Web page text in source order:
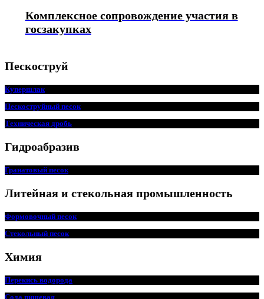
Комплексное сопровождение участия в
госзакупках
Пескоструй
Купершлак
Пескоструйный песок
Техническая дробь
Гидроабразив
Гранатовый песок
Литейная и стекольная промышленность
Формовочный песок
Стекольный песок
Химия
Перекись водорода
Сода пищевая